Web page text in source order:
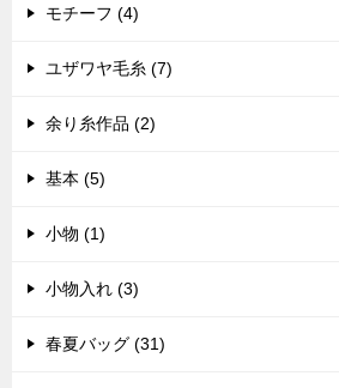
モチーフ (4)
ユザワヤ毛糸 (7)
余り糸作品 (2)
基本 (5)
小物 (1)
小物入れ (3)
春夏バッグ (31)